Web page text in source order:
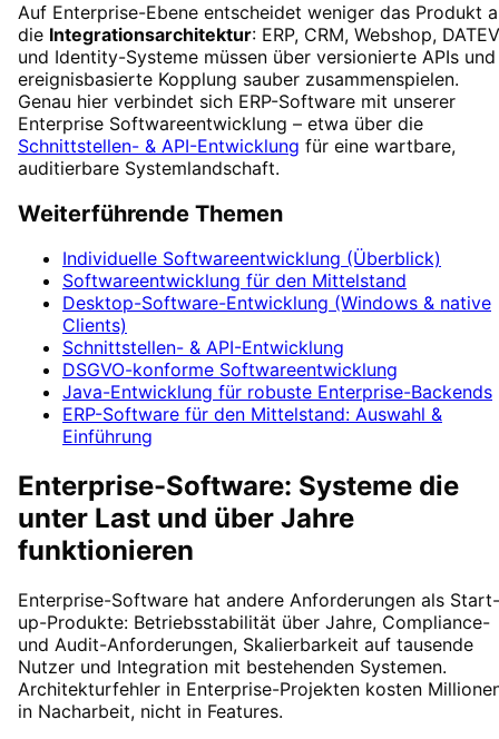
Auf Enterprise-Ebene entscheidet weniger das Produkt
die Integrationsarchitektur: ERP, CRM, Webshop, DATEV
und Identity-Systeme müssen über versionierte APIs und
ereignisbasierte Kopplung sauber zusammenspielen.
Genau hier verbindet sich ERP-Software mit unserer
Enterprise Softwareentwicklung – etwa über die
Schnittstellen- & API-Entwicklung für eine wartbare,
auditierbare Systemlandschaft.
Weiterführende Themen
Individuelle Softwareentwicklung (Überblick)
Softwareentwicklung für den Mittelstand
Desktop-Software-Entwicklung (Windows & native
Clients)
Schnittstellen- & API-Entwicklung
DSGVO-konforme Softwareentwicklung
Java-Entwicklung für robuste Enterprise-Backends
ERP-Software für den Mittelstand: Auswahl &
Einführung
Enterprise-Software: Systeme die
unter Last und über Jahre
funktionieren
Enterprise-Software hat andere Anforderungen als Start-
up-Produkte: Betriebsstabilität über Jahre, Compliance-
und Audit-Anforderungen, Skalierbarkeit auf tausende
Nutzer und Integration mit bestehenden Systemen.
Architekturfehler in Enterprise-Projekten kosten
in Nacharbeit, nicht in Features.